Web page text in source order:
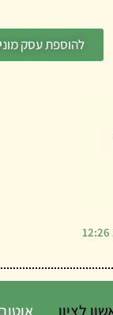
להוספת עסק
לציון